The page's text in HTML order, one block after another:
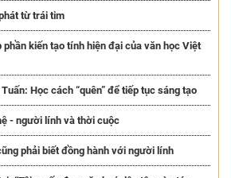
từ trái tim
phần kiến tạo tính hiện đại của văn học Việt
Học cách “quên” để tiếp tục sáng tạo
- người lính và thời cuộc
phải biết đồng hành với người lính